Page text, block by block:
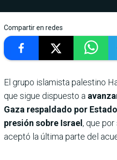
Compartir en redes
El grupo islamista palestino
que sigue dispuesto a
Gaza respaldado por
presión sobre Israel , que
aceptó la última parte del